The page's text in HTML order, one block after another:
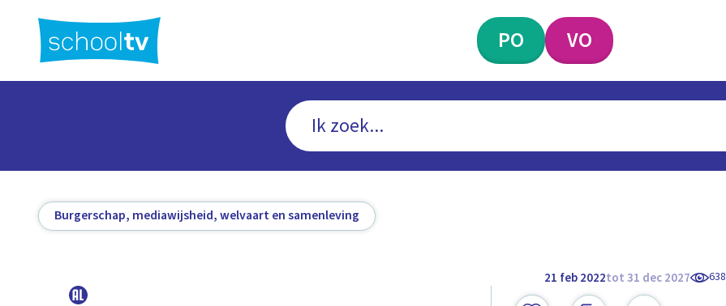
hoofdinhoud
PO VO
Burgerschap, mediawijsheid, welvaart en samenleving
21 feb 2022tot 31 dec 2027 638